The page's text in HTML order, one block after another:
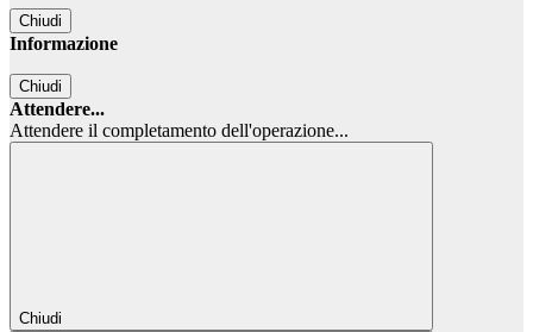
Chiudi
Informazione
Chiudi
Attendere...
Attendere il completamento dell'operazione...
Chiudi